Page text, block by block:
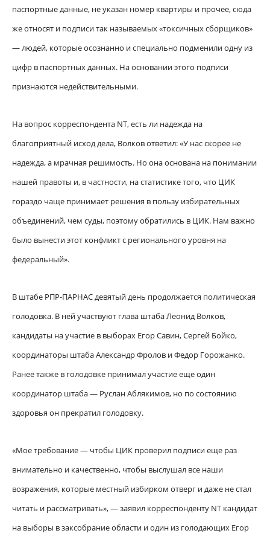
паспортные данные, не указан номер квартиры и прочее, сюда
же относят и подписи так называемых «токсичных сборщиков»
— людей, которые осознанно и специально подменили одну из
цифр в паспортных данных. На основании этого подписи
признаются недействительными.
На вопрос корреспондента NT, есть ли надежда на
благоприятный исход дела, Волков ответил: «У нас скорее не
надежда, а мрачная решимость. Но она основана на понимании
нашей правоты и, в частности, на статистике того, что ЦИК
гораздо чаще принимает решения в пользу избирательных
объединений, чем суды, поэтому обратились в ЦИК. Нам важно
было вынести этот конфликт с регионального уровня на
федеральный».
В штабе РПР-ПАРНАС девятый день продолжается политическая
голодовка. В ней участвуют глава штаба Леонид Волков,
кандидаты на участие в выборах Егор Савин, Сергей Бойко,
координаторы штаба Александр Фролов и Федор Горожанко.
Ранее также в голодовке принимал участие еще один
координатор штаба — Руслан Аблякимов, но по состоянию
здоровья он прекратил голодовку.
«Мое требование — чтобы ЦИК проверил подписи еще раз
внимательно и качественно, чтобы выслушал все наши
возражения, которые местный избирком отверг и даже не стал
читать и рассматривать», — заявил корреспонденту NT кандидат
на выборы в заксобрание области и один из голодающих Егор